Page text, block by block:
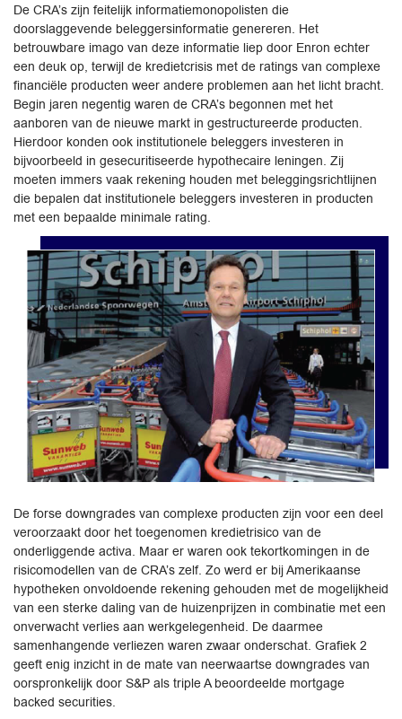
De CRA’s zijn feitelijk informatiemonopolisten die
doorslaggevende beleggersinformatie genereren. Het
betrouwbare imago van deze informatie liep door Enron echter
een deuk op, terwijl de kredietcrisis met de ratings van complexe
financiële producten weer andere problemen aan het licht bracht.
Begin jaren negentig waren de CRA’s begonnen met het
aanboren van de nieuwe markt in gestructureerde producten.
Hierdoor konden ook institutionele beleggers investeren in
bijvoorbeeld in gesecuritiseerde hypothecaire leningen. Zij
moeten immers vaak rekening houden met beleggingsrichtlijnen
die bepalen dat institutionele beleggers investeren in producten
met een bepaalde minimale rating.
De forse downgrades van complexe producten zijn voor een deel
veroorzaakt door het toegenomen kredietrisico van de
onderliggende activa. Maar er waren ook tekortkomingen in de
risicomodellen van de CRA’s zelf. Zo werd er bij Amerikaanse
hypotheken onvoldoende rekening gehouden met de mogelijkheid
van een sterke daling van de huizenprijzen in combinatie met een
onverwacht verlies aan werkgelegenheid. De daarmee
samenhangende verliezen waren zwaar onderschat. Grafiek 2
geeft enig inzicht in de mate van neerwaartse downgrades van
oorspronkelijk door S&P als triple A beoordeelde mortgage
backed securities.